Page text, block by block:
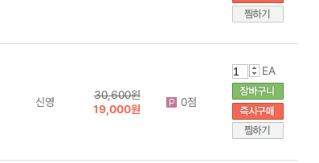
신영
30,600원
19,000원
0점
EA